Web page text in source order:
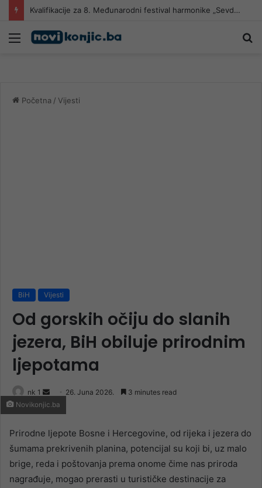
Kvalifikacije za 8. Međunarodni festival harmonike „Sevdalinko harmonikom opjevana“
Meni
Početna / Vijesti
BiH Vijesti
Od gorskih očiju do slanih
jezera, BiH obiluje prirodnim
ljepotama
nk 1
Send
an
26. Juna 2026. 3 minutes read
Novikonjic.ba
Prirodne ljepote Bosne i Hercegovine, od rijeka i jezera do
šumama prekrivenih planina, potencijal su koji bi, uz malo
brige, reda i poštovanja prema onome čime nas priroda
nagrađuje, mogao prerasti u turističke destinacije za